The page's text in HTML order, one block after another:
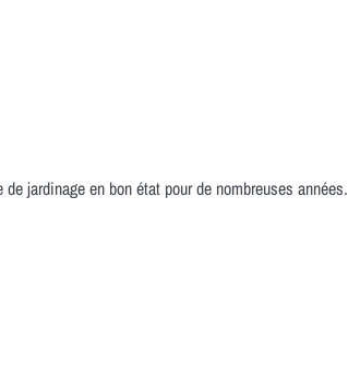
jardinage en bon état pour de nombreuses années.